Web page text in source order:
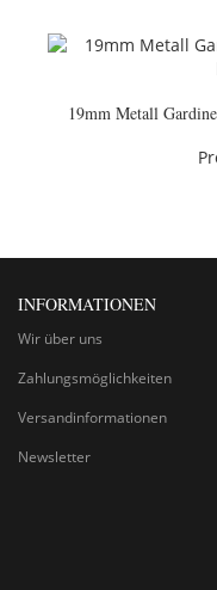
19mm Metall
INFORMATIONEN
Wir über uns
Zahlungsmöglichkeiten
Versandinformationen
Newsletter